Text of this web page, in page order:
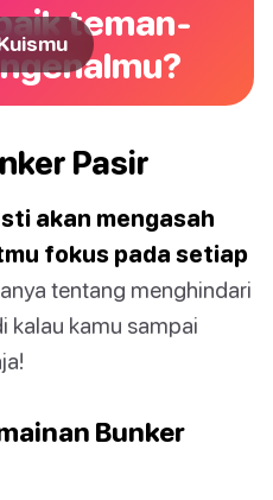
teman-
Pasir
akan mengasah
fokus pada setiap
tentang menghindari
kalau kamu sampai
Bunker